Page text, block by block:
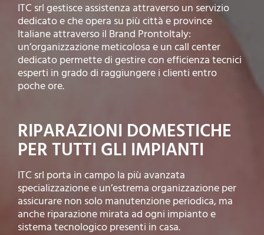
ITC srl gestisce assistenza attraverso un servizio
dedicato e che opera su più città e province
Italiane attraverso il Brand ProntoItaly:
un’organizzazione meticolosa e un call center
dedicato permette di gestire con efficienza tecnici
esperti in grado di raggiungere i clienti entro
poche ore.
RIPARAZIONI DOMESTICHE
PER TUTTI GLI IMPIANTI
ITC srl porta in campo la più avanzata
specializzazione e un’estrema organizzazione per
assicurare non solo manutenzione periodica, ma
anche riparazione mirata ad ogni impianto e
sistema tecnologico presenti in casa.